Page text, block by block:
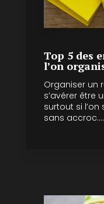
Top 5 des
l’on
Organiser un
s’avérer être
surtout si
sans accroc....